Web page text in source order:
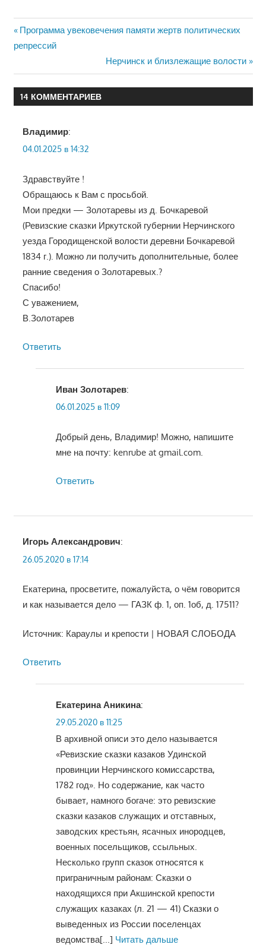
Навигация
по
записям
Предыдущая
запись:
Программа увековечения памяти жертв политических
репрессий
Следующая
запись:
Нерчинск и близлежащие волости
14 КОММЕНТАРИЕВ
Владимир:
04.01.2025 в 14:32
Здравствуйте !
Обращаюсь к Вам с просьбой.
Мои предки — Золотаревы из д. Бочкаревой
(Ревизские сказки Иркутской губернии Нерчинского
уезда Городищенской волости деревни Бочкаревой
1834 г.). Можно ли получить дополнительные, более
ранние сведения о Золотаревых.?
Спасибо!
С уважением,
В.Золотарев
Ответить
Иван Золотарев:
06.01.2025 в 11:09
Добрый день, Владимир! Можно, напишите
мне на почту: kenrube at gmail.com.
Ответить
Игорь Александрович:
26.05.2020 в 17:14
Екатерина, просветите, пожалуйста, о чём говорится
и как называется дело — ГАЗК ф. 1, оп. 1об, д. 17511?
Источник: Караулы и крепости | НОВАЯ СЛОБОДА
Ответить
Екатерина Аникина:
29.05.2020 в 11:25
В архивной описи это дело называется
«Ревизские сказки казаков Удинской
провинции Нерчинского комиссарства,
1782 год». Но содержание, как часто
бывает, намного богаче: это ревизские
сказки казаков служащих и отставных,
заводских крестьян, ясачных инородцев,
военных посельщиков, ссыльных.
Несколько групп сказок относятся к
приграничным районам: Сказки о
находящихся при Акшинской крепости
служащих казаках (л. 21 — 41) Сказки о
выведенных из России поселенцах
ведомства[...] Читать дальше